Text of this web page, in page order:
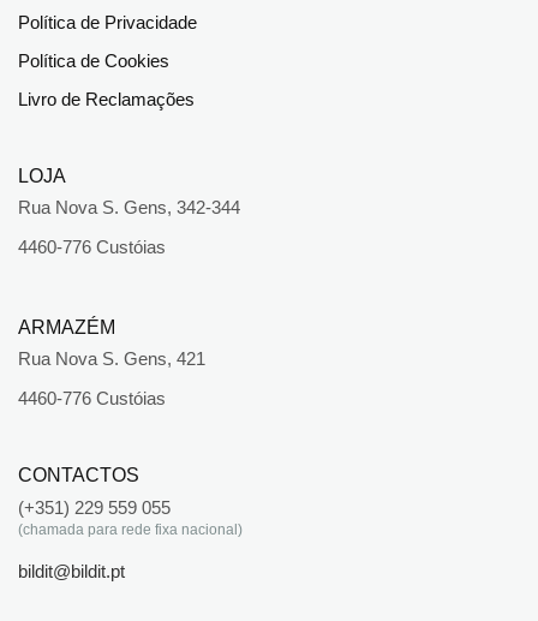
Política de Privacidade
Política de Cookies
Livro de Reclamações
LOJA
Rua Nova S. Gens, 342-344
4460-776 Custóias
ARMAZÉM
Rua Nova S. Gens, 421
4460-776 Custóias
CONTACTOS
(+351) 229 559 055
(chamada para rede fixa nacional)
bildit@bildit.pt